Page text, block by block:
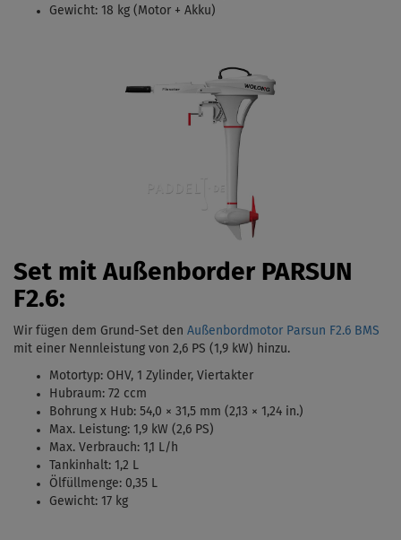
Gewicht: 18 kg (Motor + Akku)
Set mit Außenborder PARSUN
F2.6:
Wir fügen dem Grund-Set den Außenbordmotor Parsun F2.6 BMS
mit einer Nennleistung von 2,6 PS (1,9 kW) hinzu.
Motortyp: OHV, 1 Zylinder, Viertakter
Hubraum: 72 ccm
Bohrung x Hub: 54,0 × 31,5 mm (2,13 × 1,24 in.)
Max. Leistung: 1,9 kW (2,6 PS)
Max. Verbrauch: 1,1 L/h
Tankinhalt: 1,2 L
Ölfüllmenge: 0,35 L
Gewicht: 17 kg